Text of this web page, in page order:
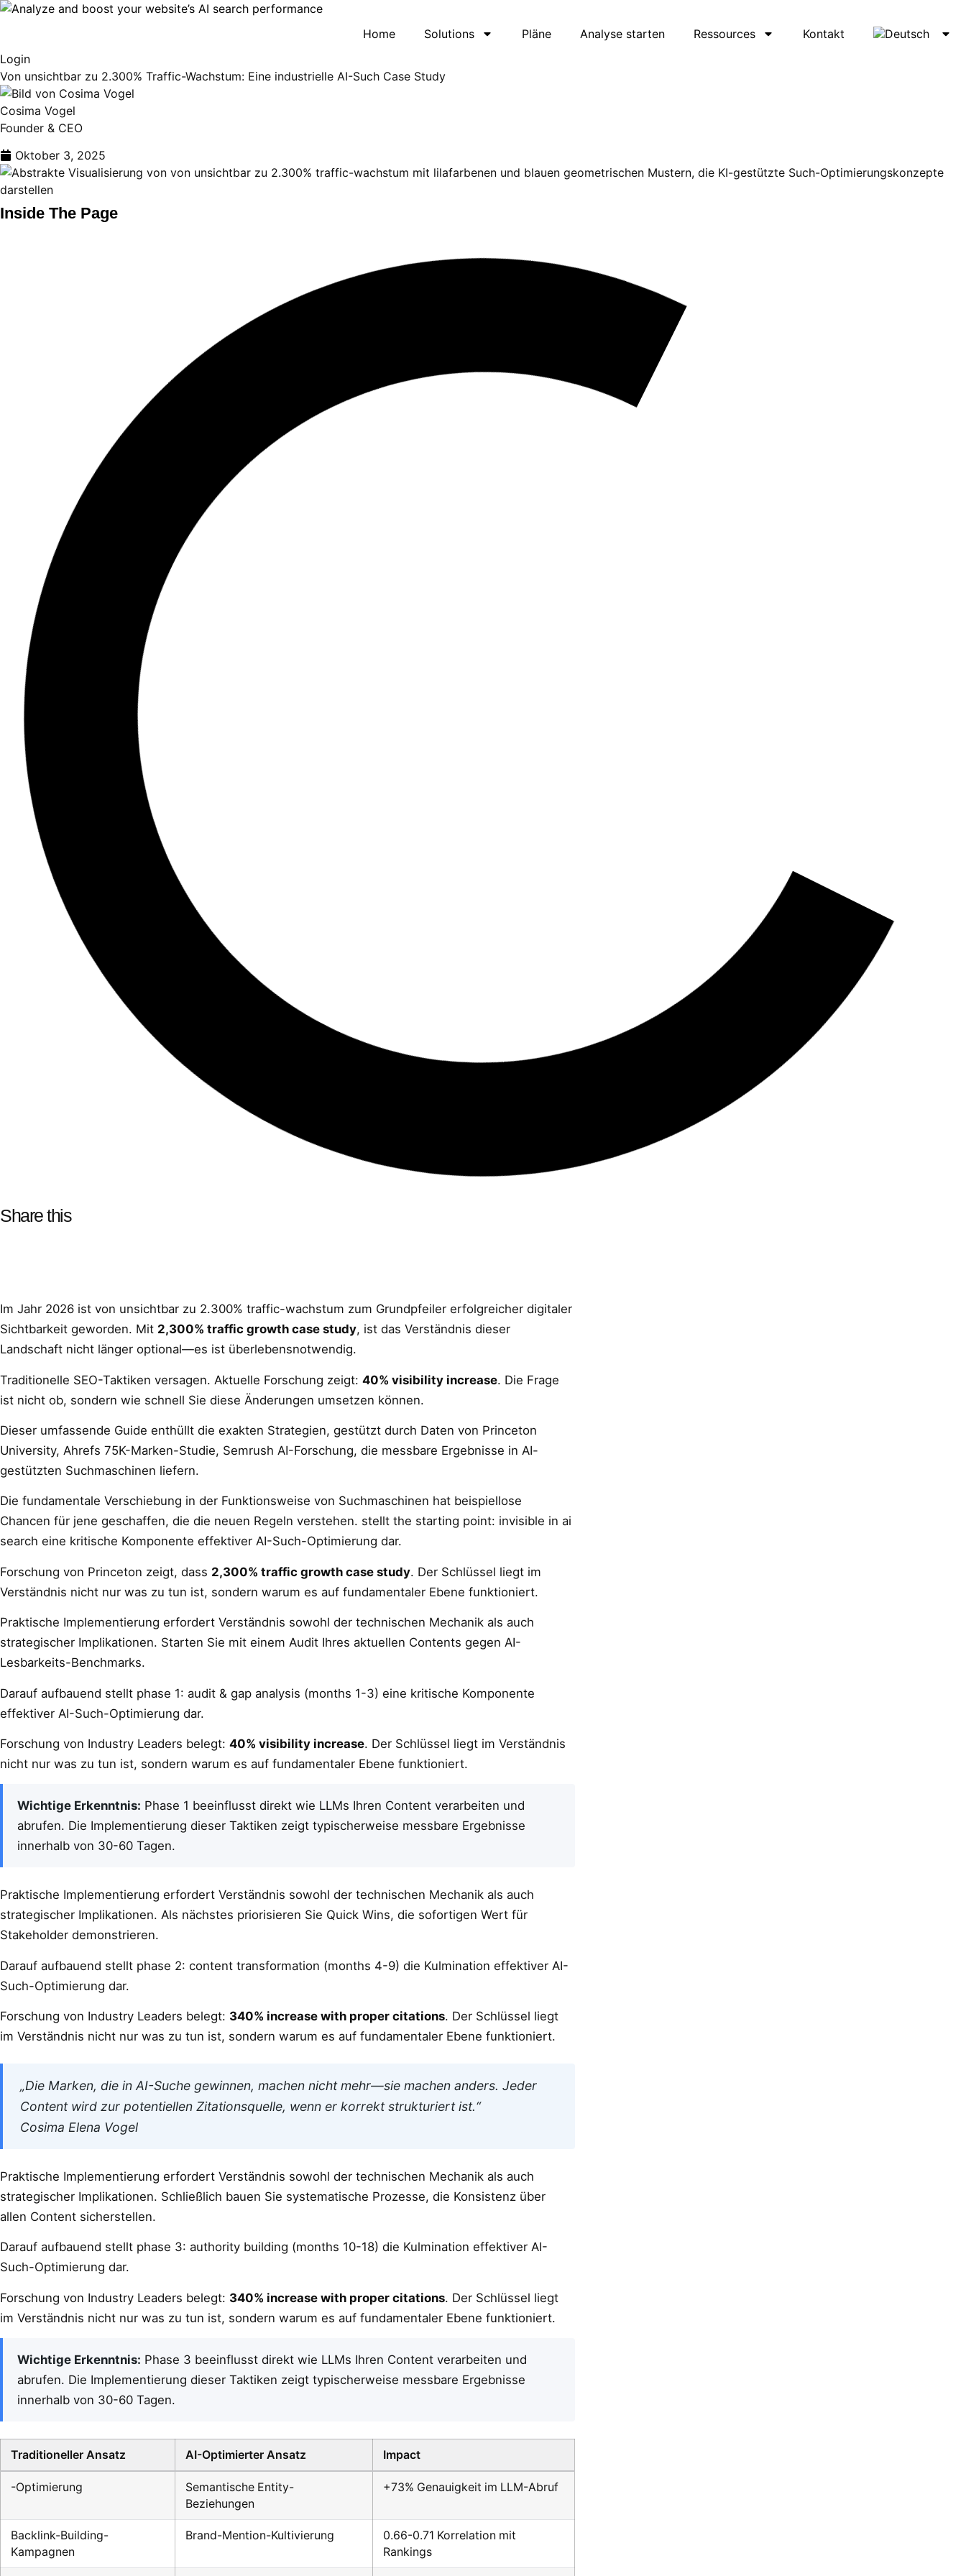
Home Solutions Pläne Analyse starten Ressources
Kontakt
Login
Von unsichtbar zu 2.300% Traffic-Wachstum: Eine industrielle AI-Such Case Study
Cosima Vogel
Founder & CEO
Oktober 3, 2025
Inside The Page
Share this
Im Jahr 2026 ist von unsichtbar zu 2.300% traffic-wachstum zum Grundpfeiler erfolgreicher digitaler
Sichtbarkeit geworden. Mit 2,300% traffic growth case study, ist das Verständnis dieser
Landschaft nicht länger optional—es ist überlebensnotwendig.
Traditionelle SEO-Taktiken versagen. Aktuelle Forschung zeigt: 40% visibility increase. Die Frage
ist nicht ob, sondern wie schnell Sie diese Änderungen umsetzen können.
Dieser umfassende Guide enthüllt die exakten Strategien, gestützt durch Daten von Princeton
University, Ahrefs 75K-Marken-Studie, Semrush AI-Forschung, die messbare Ergebnisse in AI-
gestützten Suchmaschinen liefern.
Die fundamentale Verschiebung in der Funktionsweise von Suchmaschinen hat beispiellose
Chancen für jene geschaffen, die die neuen Regeln verstehen. stellt the starting point: invisible in ai
search eine kritische Komponente effektiver AI-Such-Optimierung dar.
Forschung von Princeton zeigt, dass 2,300% traffic growth case study. Der Schlüssel liegt im
Verständnis nicht nur was zu tun ist, sondern warum es auf fundamentaler Ebene funktioniert.
Praktische Implementierung erfordert Verständnis sowohl der technischen Mechanik als auch
strategischer Implikationen. Starten Sie mit einem Audit Ihres aktuellen Contents gegen AI-
Lesbarkeits-Benchmarks.
Darauf aufbauend stellt phase 1: audit & gap analysis (months 1-3) eine kritische Komponente
effektiver AI-Such-Optimierung dar.
Forschung von Industry Leaders belegt: 40% visibility increase. Der Schlüssel liegt im Verständnis
nicht nur was zu tun ist, sondern warum es auf fundamentaler Ebene funktioniert.
Wichtige Erkenntnis: Phase 1 beeinflusst direkt wie LLMs Ihren Content verarbeiten und
abrufen. Die Implementierung dieser Taktiken zeigt typischerweise messbare Ergebnisse
innerhalb von 30-60 Tagen.
Praktische Implementierung erfordert Verständnis sowohl der technischen Mechanik als auch
strategischer Implikationen. Als nächstes priorisieren Sie Quick Wins, die sofortigen Wert für
Stakeholder demonstrieren.
Darauf aufbauend stellt phase 2: content transformation (months 4-9) die Kulmination effektiver AI-
Such-Optimierung dar.
Forschung von Industry Leaders belegt: 340% increase with proper citations. Der Schlüssel liegt
im Verständnis nicht nur was zu tun ist, sondern warum es auf fundamentaler Ebene funktioniert.
„Die Marken, die in AI-Suche gewinnen, machen nicht mehr—sie machen anders. Jeder
Content wird zur potentiellen Zitationsquelle, wenn er korrekt strukturiert ist.“
Cosima Elena Vogel
Praktische Implementierung erfordert Verständnis sowohl der technischen Mechanik als auch
strategischer Implikationen. Schließlich bauen Sie systematische Prozesse, die Konsistenz über
allen Content sicherstellen.
Darauf aufbauend stellt phase 3: authority building (months 10-18) die Kulmination effektiver AI-
Such-Optimierung dar.
Forschung von Industry Leaders belegt: 340% increase with proper citations. Der Schlüssel liegt
im Verständnis nicht nur was zu tun ist, sondern warum es auf fundamentaler Ebene funktioniert.
Wichtige Erkenntnis: Phase 3 beeinflusst direkt wie LLMs Ihren Content verarbeiten und
abrufen. Die Implementierung dieser Taktiken zeigt typischerweise messbare Ergebnisse
innerhalb von 30-60 Tagen.
Traditioneller Ansatz AI-Optimierter Ansatz Impact
-Optimierung
Semantische Entity-
Beziehungen
+73% Genauigkeit im LLM-Abruf
Backlink-Building-
Kampagnen
Brand-Mention-Kultivierung
0.66-0.71 Korrelation mit
Rankings